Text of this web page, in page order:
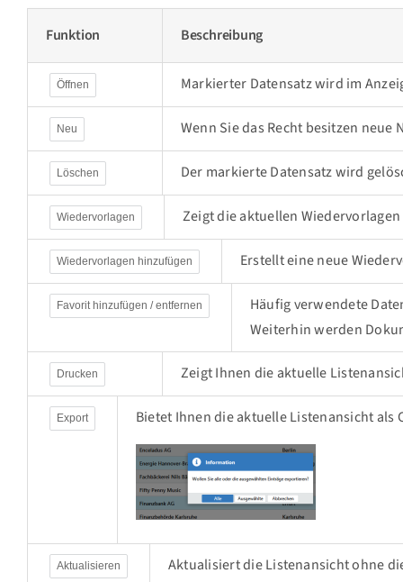
Funktion Beschreibung
Öffnen Markierter Datensatz wird im
Neu Wenn Sie das Recht besitzen
Löschen Der markierte Datensatz wird
Wiedervorlagen Zeigt die aktuellen
Wiedervorlagen hinzufügen Erstellt eine neue
Favorit hinzufügen / entfernen
Häufig verwendete
Weiterhin werden
Drucken Zeigt Ihnen die aktuelle
Export Bietet Ihnen die aktuelle Listenansicht
Aktualisieren Aktualisiert die Listenansicht ohne